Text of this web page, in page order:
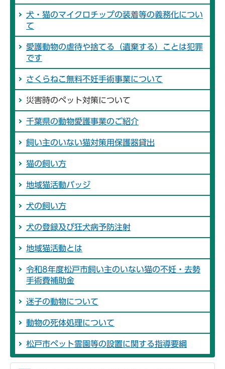
犬・猫のマイクロチップの装着等の義務化につい
て
愛護動物の虐待や捨てる（遺棄する）ことは犯罪
です
さくらねこ無料不妊手術事業について
災害時のペット対策について
千葉県の動物愛護事業のご紹介
飼い主のいない猫対策用保護器貸出
猫の飼い方
地域猫活動バッジ
犬の飼い方
犬の登録及び狂犬病予防注射
地域猫活動とは
令和8年度松戸市飼い主のいない猫の不妊・去勢
手術費補助金
迷子の動物について
動物の死体処理について
松戸市ペット霊園等の設置に関する指導要綱